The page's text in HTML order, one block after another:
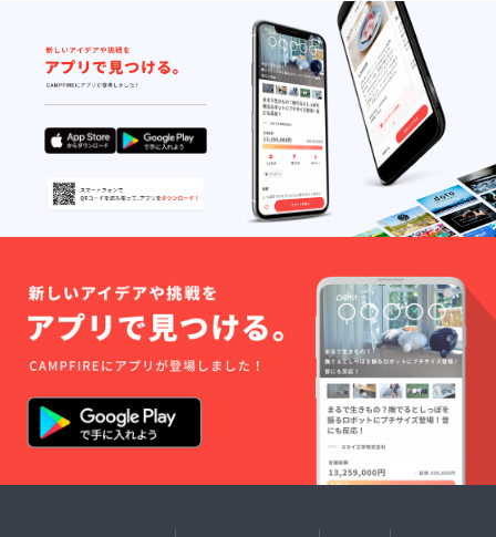
提携施
設
（Livin
g
Anywh
ere
Commo
ns 会津
磐梯）
でのコ
ワーキ
ング利
用滞在
期間中